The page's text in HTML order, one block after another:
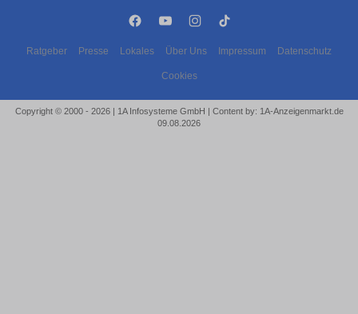
Ratgeber Presse Lokales Über Uns Impressum Datenschutz
Cookies
Copyright © 2000 - 2026 | 1A Infosysteme GmbH | Content by: 1A-Anzeigenmarkt.de
09.08.2026